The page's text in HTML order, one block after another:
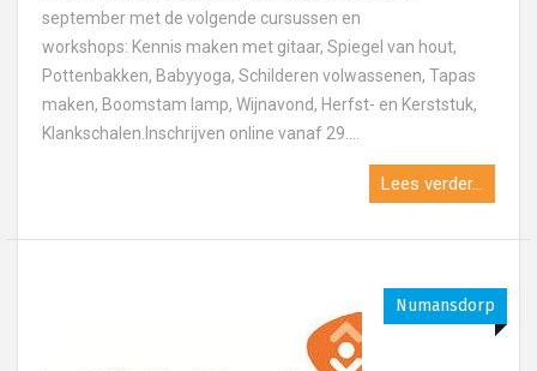
september met de volgende cursussen en
workshops: Kennis maken met gitaar, Spiegel van hout,
Pottenbakken, Babyyoga, Schilderen volwassenen, Tapas
maken, Boomstam lamp, Wijnavond, Herfst- en Kerststuk,
Klankschalen.Inschrijven online vanaf 29....
Lees verder...
Numansdorp